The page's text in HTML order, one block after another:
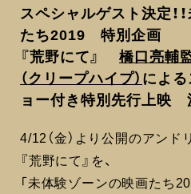
スペシャルゲスト決定！
たち2019 特別企画
『荒野にて』 橋口亮輔
（クリープハイプ）によ
ョー付き特別先行上映
4/12（金）より公開のアンド
『荒野にて』を、
「未体験ゾーンの映画たち